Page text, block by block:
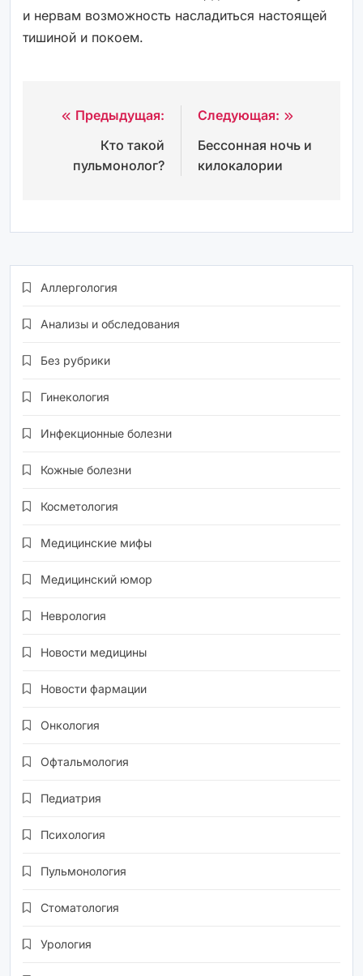
и нервам возможность насладиться настоящей
тишиной и покоем.
Навигация
записям
Предыдущая:
Кто такой
пульмонолог?
Следующая:
Бессонная ночь и
килокалории
Аллергология
Анализы и обследования
Без рубрики
Гинекология
Инфекционные болезни
Кожные болезни
Косметология
Медицинские мифы
Медицинский юмор
Неврология
Новости медицины
Новости фармации
Онкология
Офтальмология
Педиатрия
Психология
Пульмонология
Стоматология
Урология